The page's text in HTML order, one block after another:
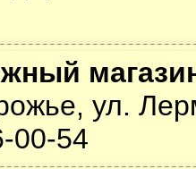
ул.
00-54